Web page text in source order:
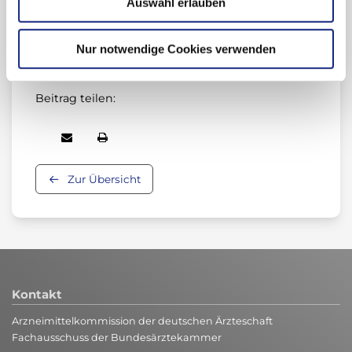
Nur notwendige Cookies verwenden
Beitrag teilen:
Zur Übersicht
Kontakt
Arzneimittelkommission der deutschen Ärzteschaft
Fachausschuss der Bundesärztekammer